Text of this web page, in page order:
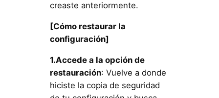
creaste anteriormente.
[Cómo restaurar la
configuración]
1.Accede a la opción de
restauración: Vuelve a donde
hiciste la copia de seguridad